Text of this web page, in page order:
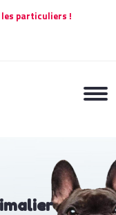
particuliers !